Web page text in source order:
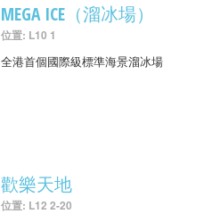
MEGA ICE（溜冰場）
位置: L10 1
全港首個國際級標準海景溜冰場
歡樂天地
位置: L12 2-20